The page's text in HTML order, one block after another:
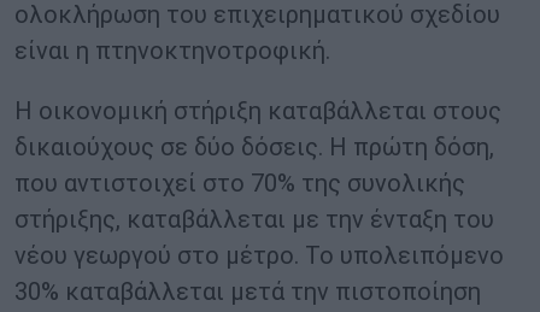
ολοκλήρωση του επιχειρηματικού σχεδίου
είναι η πτηνοκτηνοτροφική.
Η οικονομική στήριξη καταβάλλεται στους
δικαιούχους σε δύο δόσεις. Η πρώτη δόση,
που αντιστοιχεί στο 70% της συνολικής
στήριξης, καταβάλλεται με την ένταξη του
νέου γεωργού στο μέτρο. Το υπολειπόμενο
30% καταβάλλεται μετά την πιστοποίηση